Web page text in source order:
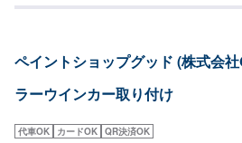
ペイントショップグッド (株式会
ラーウインカー取り付け
代車OK カードOK QR決済OK